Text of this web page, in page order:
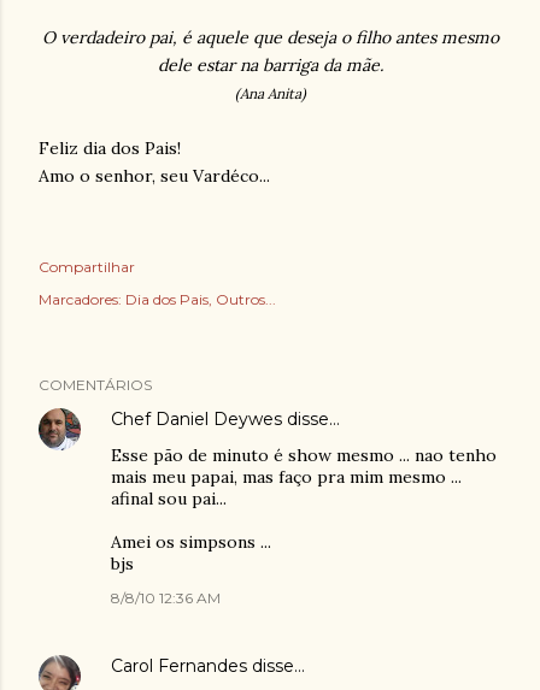
O verdadeiro pai, é aquele que deseja o filho antes mesmo
dele estar na barriga da mãe.
(Ana Anita)
Feliz dia dos Pais!
Amo o senhor, seu Vardéco...
Compartilhar
Marcadores: Dia dos Pais Outros...
COMENTÁRIOS
Chef Daniel Deywes disse…
Esse pão de minuto é show mesmo ... nao tenho
mais meu papai, mas faço pra mim mesmo ...
afinal sou pai...
Amei os simpsons ...
bjs
8/8/10 12:36 AM
Carol Fernandes disse…